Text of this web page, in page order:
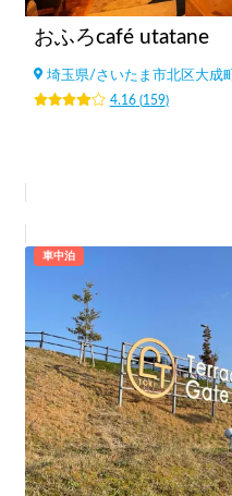
おふろcafé utatane
埼玉県/さいたま市北区大成町
4.16(159)
車中泊